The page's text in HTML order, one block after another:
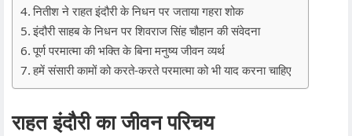
नितीश ने राहत इंदौरी के निधन पर जताया गहरा शोक
इंदौरी साहब के निधन पर शिवराज सिंह चौहान की संवेदना
पूर्ण परमात्मा की भक्ति के बिना मनुष्य जीवन व्यर्थ
हमें संसारी कामों को करते-करते परमात्मा को भी याद करना चाहिए
राहत इंदौरी का जीवन परिचय